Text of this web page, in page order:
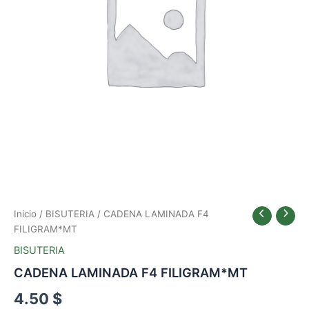
Inicio / BISUTERIA / CADENA LAMINADA F4
FILIGRAM*MT
BISUTERIA
CADENA LAMINADA F4 FILIGRAM*MT
4.50 $